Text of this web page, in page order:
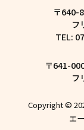
〒640-
フ
TEL:
〒641-
フ
Copyright ©
エ